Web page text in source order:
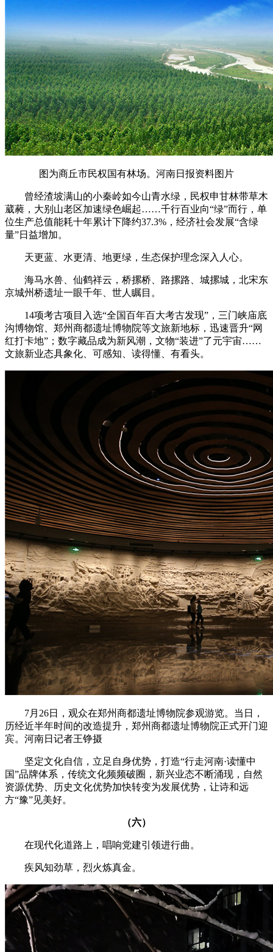
图为商丘市民权国有林场。河南日报资料图片
曾经渣坡满山的小秦岭如今山青水绿，民权申甘林带草木
葳蕤，大别山老区加速绿色崛起……千行百业向“绿”而行，单
位生产总值能耗十年累计下降约37.3%，经济社会发展“含绿
量”日益增加。
天更蓝、水更清、地更绿，生态保护理念深入人心。
海马水兽、仙鹤祥云，桥摞桥、路摞路、城摞城，北宋东
京城州桥遗址一眼千年、世人瞩目。
14项考古项目入选“全国百年百大考古发现”，三门峡庙底
沟博物馆、郑州商都遗址博物院等文旅新地标，迅速晋升“网
红打卡地”；数字藏品成为新风潮，文物“装进”了元宇宙……
文旅新业态具象化、可感知、读得懂、有看头。
7月26日，观众在郑州商都遗址博物院参观游览。当日，
历经近半年时间的改造提升，郑州商都遗址博物院正式开门迎
宾。河南日记者王铮摄
坚定文化自信，立足自身优势，打造“行走河南·读懂中
国”品牌体系，传统文化频频破圈，新兴业态不断涌现，自然
资源优势、历史文化优势加快转变为发展优势，让诗和远
方“豫”见美好。
（六）
在现代化道路上，唱响党建引领进行曲。
疾风知劲草，烈火炼真金。